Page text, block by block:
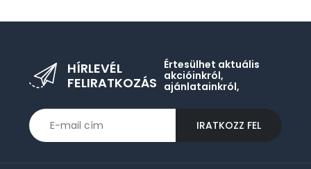
HÍRLEVÉL
FELIRATKOZÁS
Értesülhet aktuális
akcióinkról,
ajánlatainkról,
IRATKOZZ FEL